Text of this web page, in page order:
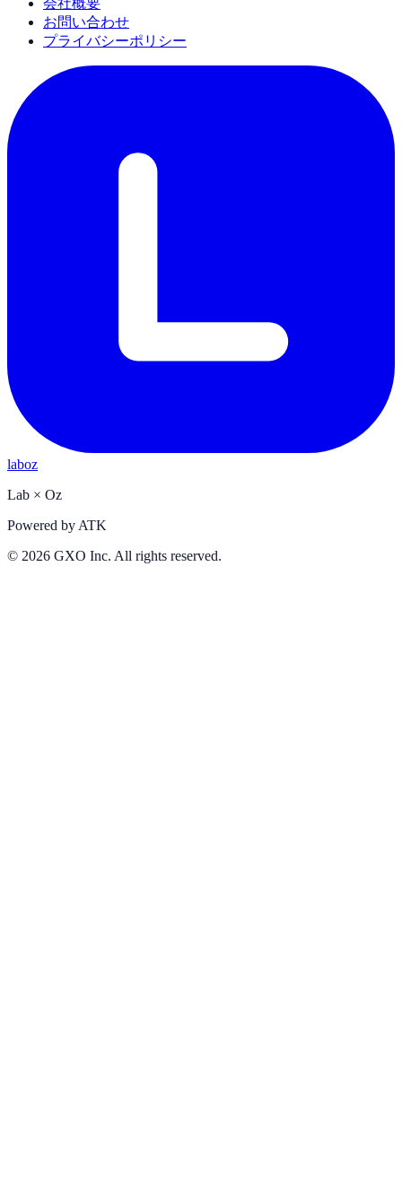
会社概要
お問い合わせ
プライバシーポリシー
laboz
Lab × Oz
Powered by ATK
© 2026 GXO Inc. All rights reserved.